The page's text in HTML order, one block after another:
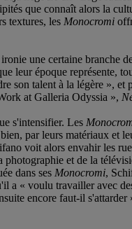
que connaît alors la
textures, les Monocromi
une certaine branche
leur époque représente,
talent à la légère », et
at Galleria Odyssia »,
s'intensifier. Les
par leurs matériaux et
voit alors envahir les
et de la
dans ses Monocromi,
a « voulu travailler avec
encore faut-il